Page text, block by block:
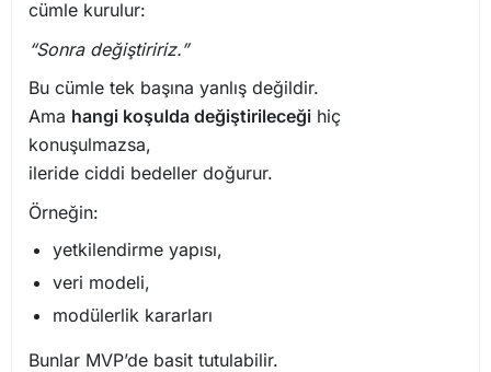
cümle kurulur:
“Sonra değiştiririz.”
Bu cümle tek başına yanlış değildir.
Ama hangi koşulda değiştirileceği hiç
konuşulmazsa,
ileride ciddi bedeller doğurur.
Örneğin:
yetkilendirme yapısı,
veri modeli,
modülerlik kararları
Bunlar MVP’de basit tutulabilir.